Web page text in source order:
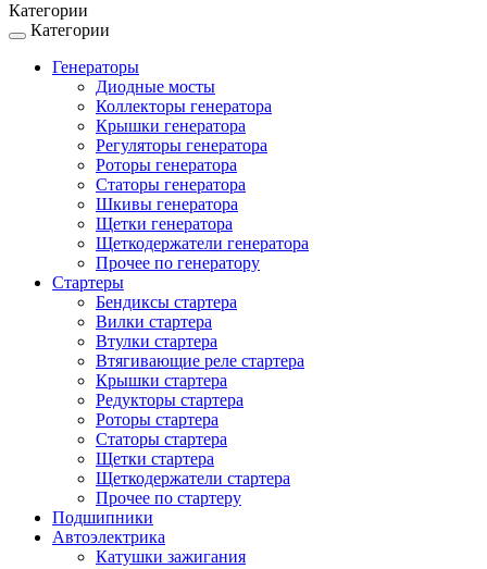
Категории
Toggle
navigation
Категории
Генераторы
Диодные мосты
Коллекторы генератора
Крышки генератора
Регуляторы генератора
Роторы генератора
Статоры генератора
Шкивы генератора
Щетки генератора
Щеткодержатели генератора
Прочее по генератору
Стартеры
Бендиксы стартера
Вилки стартера
Втулки стартера
Втягивающие реле стартера
Крышки стартера
Редукторы стартера
Роторы стартера
Статоры стартера
Щетки стартера
Щеткодержатели стартера
Прочее по стартеру
Подшипники
Автоэлектрика
Катушки зажигания